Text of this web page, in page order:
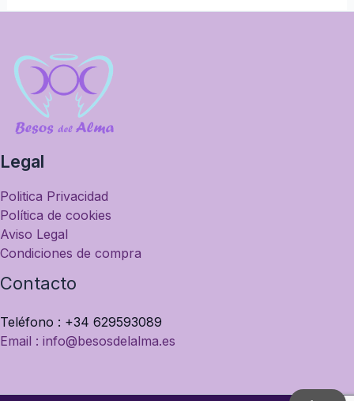
Legal
Politica Privacidad
Política de cookies
Aviso Legal
Condiciones de compra
Contacto
Teléfono : +34 629593089
Email : info@besosdelalma.es